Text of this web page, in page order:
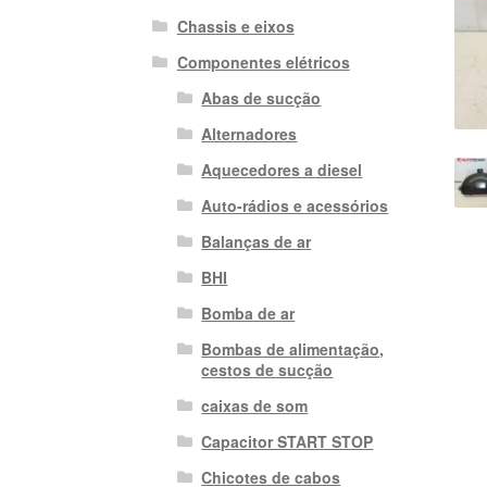
Chassis e eixos
Componentes elétricos
Abas de sucção
Alternadores
Aquecedores a diesel
Auto-rádios e acessórios
Balanças de ar
BHI
Bomba de ar
Bombas de alimentação,
cestos de sucção
caixas de som
Capacitor START STOP
Chicotes de cabos